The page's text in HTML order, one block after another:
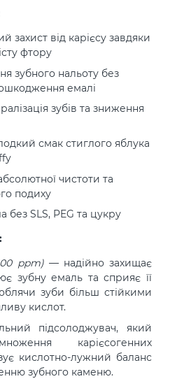
захист від карієсу завдяки
фтору
зубного нальоту без
емалі
зубів та зниження
смак стиглого яблука
чистоти та
подиху
без SLS, PEG та цукру
ppm) —надійно захищає
зубну емаль та сприяє її
зуби більш стійкими
кислот.
підсолоджувач, який
карієсогенних
кислотно-лужний баланс
зубного каменю.